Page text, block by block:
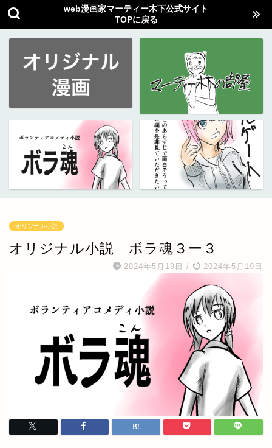
web漫画家マーティー木下公式サイト
TOPに戻る
オリジナル小説
オリジナル小説 ボラ魂３ー３
2024年5月19日 / 2024年5月19日